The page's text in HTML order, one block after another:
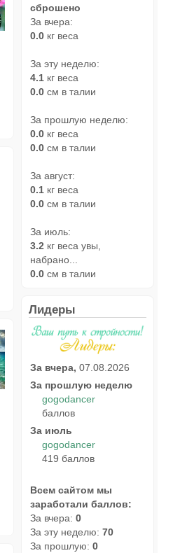
сброшено
За вчера:
0.0 кг веса
За эту неделю:
4.1 кг веса
0.0 см в талии
За прошлую неделю:
0.0 кг веса
0.0 см в талии
За август:
0.1 кг веса
0.0 см в талии
За июль:
3.2 кг веса увы,
набрано...
0.0 см в талии
Лидеры
За вчера, 07.08.2026
За прошлую неделю
gogodancer
баллов
За июль
gogodancer
419 баллов
Всем сайтом мы
заработали баллов:
За вчера: 0
За эту неделю: 70
За прошлую: 0